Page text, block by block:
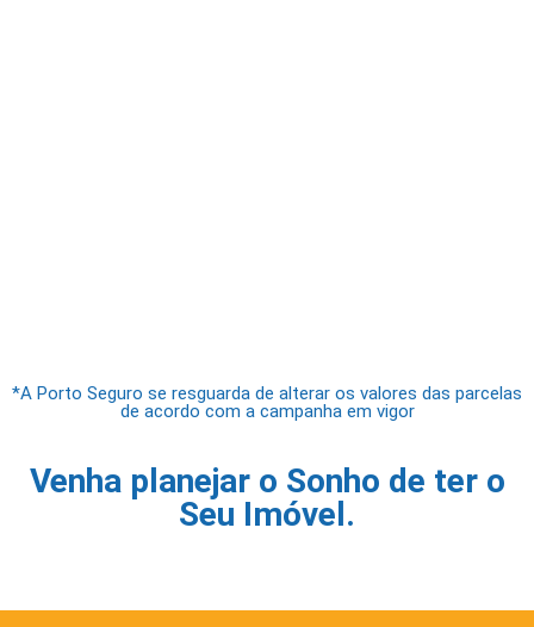
*A Porto Seguro se resguarda de alterar os valores das parcelas
de acordo com a campanha em vigor
Venha planejar o Sonho de ter o
Seu Imóvel.